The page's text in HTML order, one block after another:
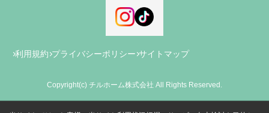
利用規約 プライバシーポリシー サイトマップ
Copyright(c) チルホーム株式会社 All Rights Reserved.